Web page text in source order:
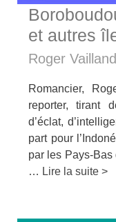
et autres
Roger Vailland
Romancier,
reporter, tirant
d’éclat,
part pour
par les Pays-Bas
… Lire la suite >